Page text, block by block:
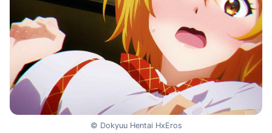
© Dokyuu Hentai HxEros